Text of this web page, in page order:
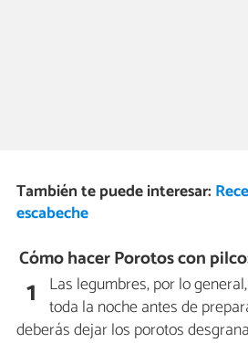
También te puede interesar:
escabeche
Cómo hacer Porotos con
1 Las legumbres, por lo
toda la noche antes de
deberás dejar los porotos